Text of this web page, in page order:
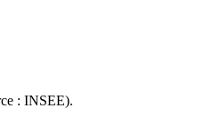
: INSEE).